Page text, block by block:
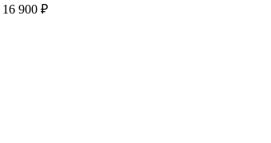
16 900 ₽